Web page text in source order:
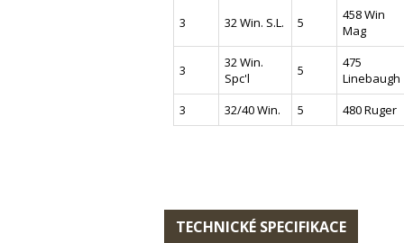
3 32 Win. S.L. 5
458 Win
Mag
3
32 Win.
Spc'l
5
475
Linebaugh
3
32/40 Win. 5 480 Ruger
TECHNICKÉ SPECIFIKACE